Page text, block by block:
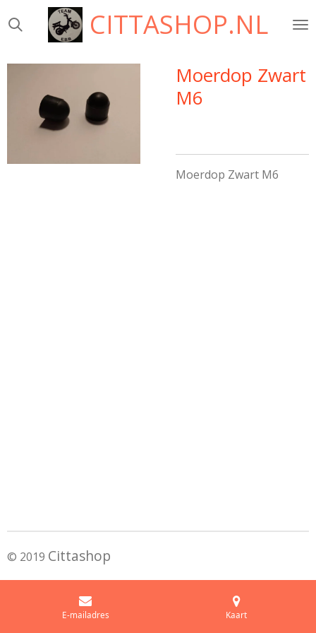
direct
de
CITTASHOP.NL
Moerdop Zwart
M6
Moerdop Zwart M6
© 2019 Cittashop
E-mailadres Kaart